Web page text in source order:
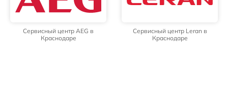
Сервисный центр AEG в
Краснодаре
Сервисный центр Leran в
Краснодаре